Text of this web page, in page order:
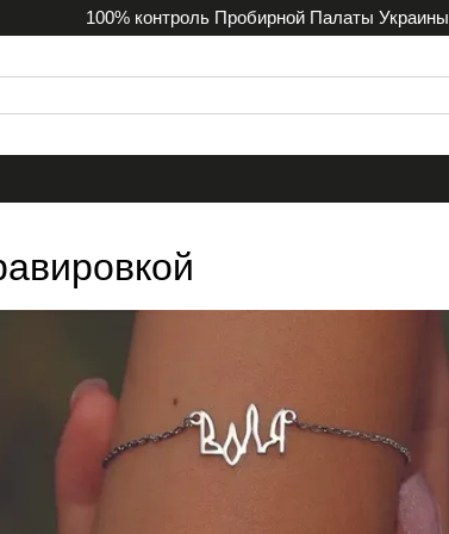
100% контроль Пробирной Палаты Украины